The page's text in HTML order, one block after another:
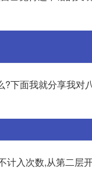
下面我就分享我对
入次数,从第二层